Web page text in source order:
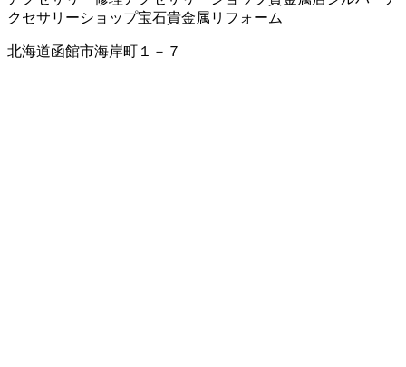
クセサリーショップ宝石貴金属リフォーム
北海道函館市海岸町１－７